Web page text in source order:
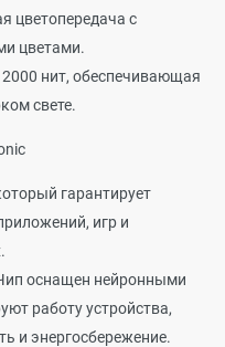
цветопередача с
цветами.
нит, обеспечивающая
свете.
гарантирует
игр и
оснащен нейронными
работу устройства,
и энергосбережение.